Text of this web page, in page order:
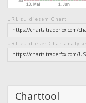
URL zu diesem Chart
URL zu dieser Chartanalyse
Charttool